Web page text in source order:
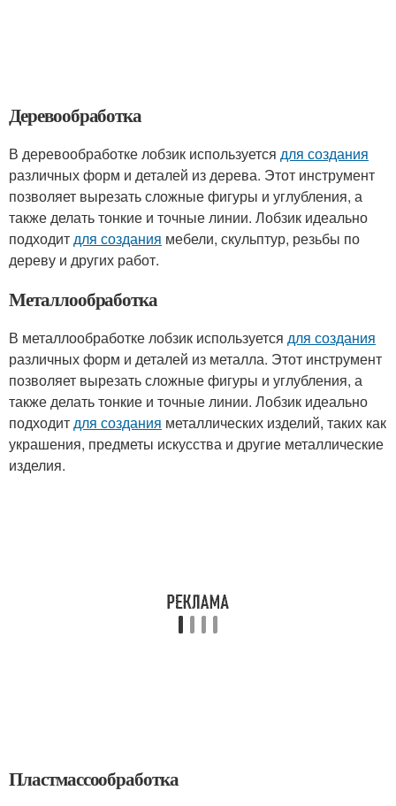
Деревообработка
В деревообработке лобзик используется для создания
различных форм и деталей из дерева. Этот инструмент
позволяет вырезать сложные фигуры и углубления, а
также делать тонкие и точные линии. Лобзик идеально
подходитдля создания мебели, скульптур, резьбы по
дереву и других работ.
Металлообработка
В металлообработке лобзик используется для создания
различных форм и деталей из металла. Этот инструмент
позволяет вырезать сложные фигуры и углубления, а
также делать тонкие и точные линии. Лобзик идеально
подходитдля создания металлических изделий, таких как
украшения, предметы искусства и другие металлические
изделия.
Пластмассообработка